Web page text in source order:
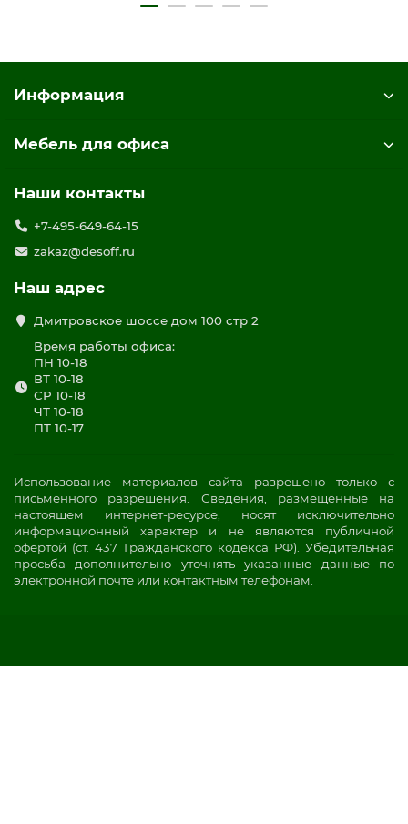
Информация
Мебель для офиса
Наши контакты
+7-495-649-64-15
zakaz@desoff.ru
Наш адрес
Дмитровское шоссе дом 100 стр 2
Время работы офиса:
ПН 10-18
ВТ 10-18
СР 10-18
ЧТ 10-18
ПТ 10-17
Использование материалов сайта разрешено только с
письменного разрешения. Сведения, размещенные на
настоящем интернет-ресурсе, носят исключительно
информационный характер и не являются публичной
офертой (ст. 437 Гражданского кодекса РФ). Убедительная
просьба дополнительно уточнять указанные данные по
электронной почте или контактным телефонам.